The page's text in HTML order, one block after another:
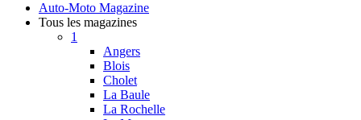
Auto-Moto Magazine
Tous les magazines
1
Angers
Blois
Cholet
La Baule
La Rochelle